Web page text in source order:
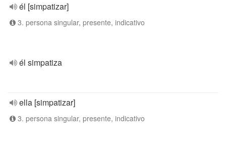
él [simpatizar]
3. persona singular, presente, indicativo
él simpatiza
ella [simpatizar]
3. persona singular, presente, indicativo